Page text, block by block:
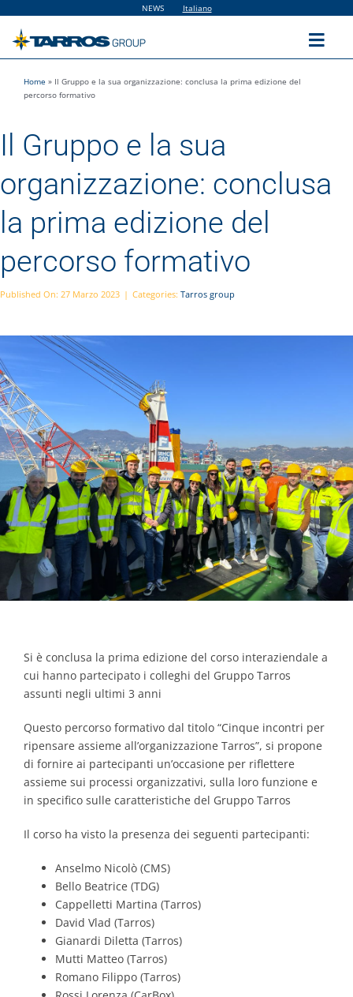
contenuto
NEWS Italiano
Home
The Group
Solutions
Sustainability
Contacts
Home » Il Gruppo e la sua organizzazione: conclusa la prima edizione del
percorso formativo
Il Gruppo e la sua
organizzazione: conclusa
la prima edizione del
percorso formativo
Published On: 27 Marzo 2023 | Categories: Tarros group
Si è conclusa la prima edizione del corso interaziendale a
cui hanno partecipato i colleghi del Gruppo Tarros
assunti negli ultimi 3 anni
Questo percorso formativo dal titolo “Cinque incontri per
ripensare assieme all’organizzazione Tarros”, si propone
di fornire ai partecipanti un’occasione per riflettere
assieme sui processi organizzativi, sulla loro funzione e
in specifico sulle caratteristiche del Gruppo Tarros
Il corso ha visto la presenza dei seguenti partecipanti:
Anselmo Nicolò (CMS)
Bello Beatrice (TDG)
Cappelletti Martina (Tarros)
David Vlad (Tarros)
Gianardi Diletta (Tarros)
Mutti Matteo (Tarros)
Romano Filippo (Tarros)